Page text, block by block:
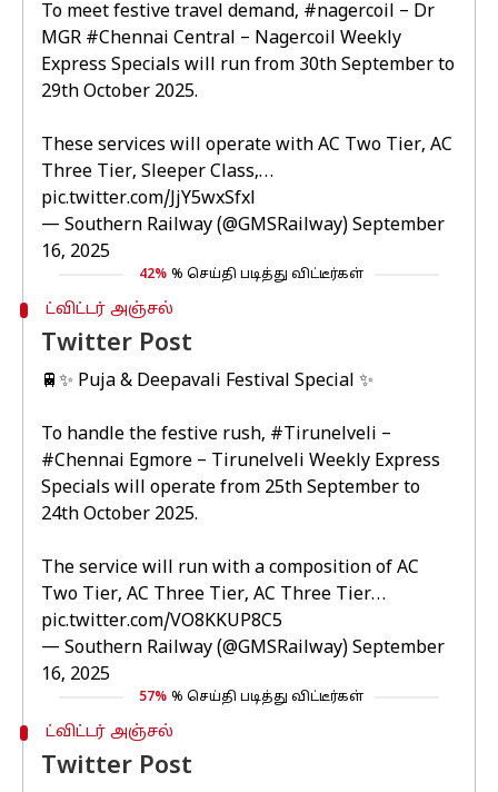
To meet festive travel demand, #nagercoil – Dr
MGR #Chennai Central – Nagercoil Weekly
Express Specials will run from 30th September to
29th October 2025.
These services will operate with AC Two Tier, AC
Three Tier, Sleeper Class,…
pic.twitter.com/JjY5wxSfxl
— Southern Railway (@GMSRailway) September
16, 2025
42% % செய்தி படித்து விட்டீர்கள்
ட்விட்டர் அஞ்சல்
Twitter Post
🚆✨ Puja & Deepavali Festival Special ✨
To handle the festive rush, #Tirunelveli –
#Chennai Egmore – Tirunelveli Weekly Express
Specials will operate from 25th September to
24th October 2025.
The service will run with a composition of AC
Two Tier, AC Three Tier, AC Three Tier…
pic.twitter.com/VO8KKUP8C5
— Southern Railway (@GMSRailway) September
16, 2025
57% % செய்தி படித்து விட்டீர்கள்
ட்விட்டர் அஞ்சல்
Twitter Post